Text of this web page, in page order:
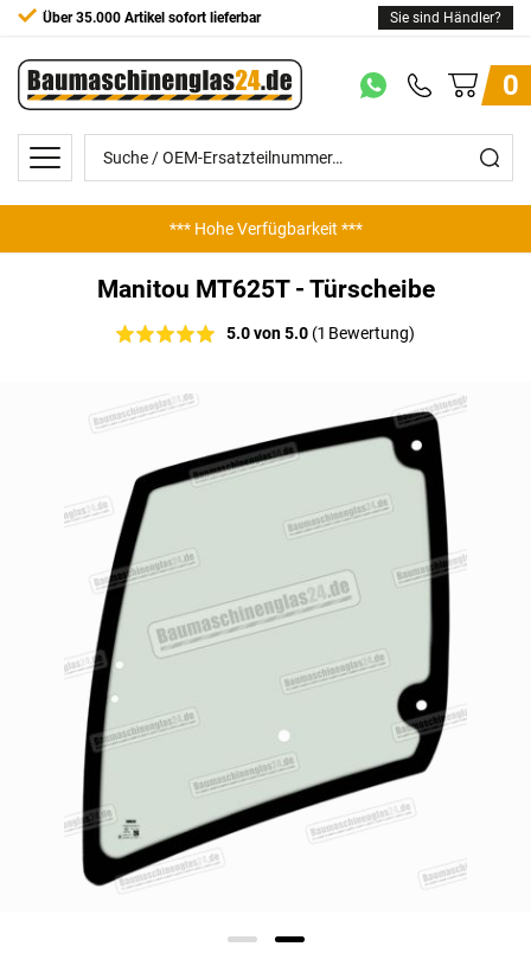
Über 35.000 Artikel sofort lieferbar Sie sind Händler?
0
*** Hohe Verfügbarkeit ***
Manitou MT625T - Türscheibe
5.0 von 5.0 (1 Bewertung)